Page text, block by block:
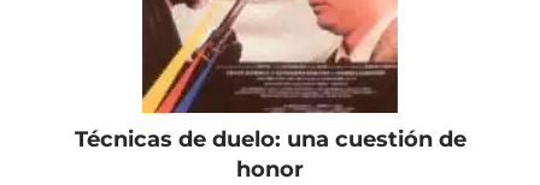
Técnicas de duelo: una cuestión de
honor